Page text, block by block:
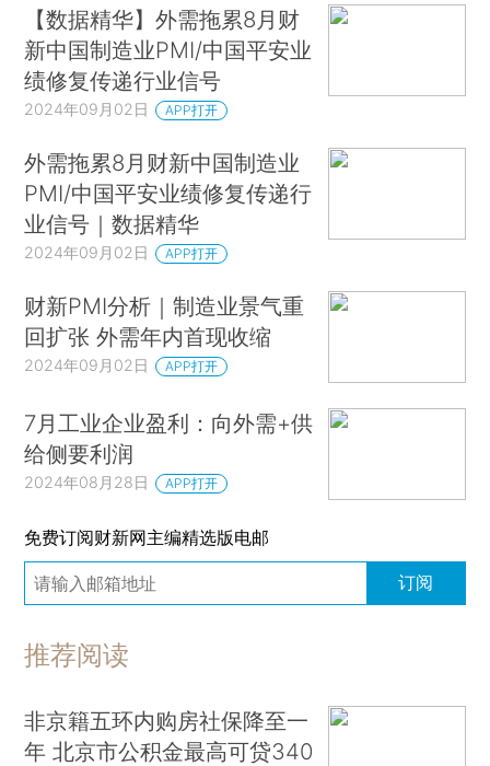
【数据精华】外需拖累8月财
新中国制造业PMI/中国平安业
绩修复传递行业信号
2024年09月02日 APP打开
外需拖累8月财新中国制造业
PMI/中国平安业绩修复传递行
业信号｜数据精华
2024年09月02日 APP打开
财新PMI分析｜制造业景气重
回扩张 外需年内首现收缩
2024年09月02日 APP打开
7月工业企业盈利：向外需+供
给侧要利润
2024年08月28日 APP打开
免费订阅财新网主编精选版电邮
订阅
推荐阅读
非京籍五环内购房社保降至一
年 北京市公积金最高可贷340